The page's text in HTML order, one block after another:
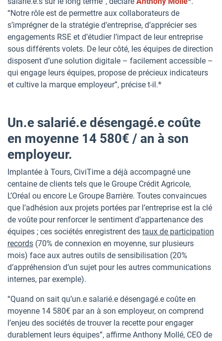
“Notre rôle est de permettre aux collaborateurs de
s’imprégner de la stratégie d’entreprise, d’apprécier ses
engagements RSE et d’étudier l’impact de leur entreprise
sous différents volets. De leur côté, les équipes de direction
disposent d’une solution digitale – facilement accessible –
qui engage leurs équipes, propose de précieux indicateurs
et cultive la marque employeur”, précise t-il.*
Un.e salarié.e désengagé.e coûte
en moyenne 14 580€ / an à son
employeur.
Implantée à Tours, CiviTime a déjà accompagné une
centaine de clients tels que le Groupe Crédit Agricole,
L’Oréal ou encore Le Groupe Barrière. Toutes convaincues
que l’adhésion aux projets portées par l’entreprise est la clé
de voûte pour renforcer le sentiment d’appartenance des
équipes ; ces sociétés enregistrent des taux de participation
records (70% de connexion en moyenne, sur plusieurs
mois) face aux autres outils de sensibilisation (20%
d’appréhension d’un sujet pour les autres communications
internes, par exemple).
“Quand on sait qu’un.e salarié.e désengagé.e coûte en
moyenne 14 580€ par an à son employeur, on comprend
l’enjeu des sociétés de trouver la recette pour engager
durablement leurs équipes”, affirme Anthony Mollé, CEO de